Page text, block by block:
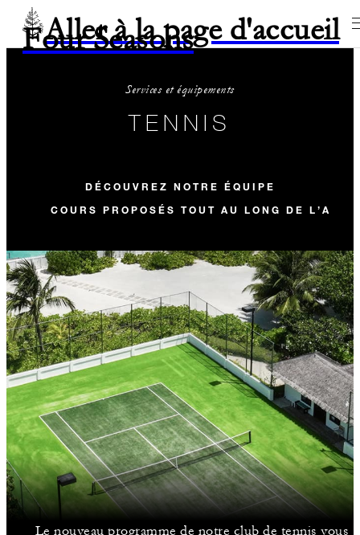
Aller à la page d'accueil
Four Seasons
Services et équipements
TENNIS
DÉCOUVREZ NOTRE ÉQUIPE
COURS PROPOSÉS TOUT AU LONG DE
Le nouveau programme de notre club de tennis vous